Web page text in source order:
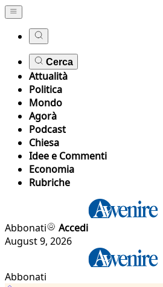
Cerca
Attualità
Politica
Mondo
Agorà
Podcast
Chiesa
Idee e Commenti
Economia
Rubriche
Abbonati
Accedi
August 9, 2026
Abbonati